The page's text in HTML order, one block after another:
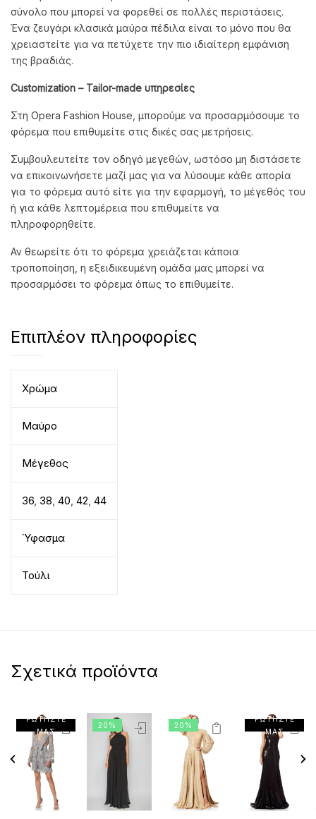
σύνολο που μπορεί να φορεθεί σε πολλές περιστάσεις.
Ένα ζευγάρι κλασικά μαύρα πέδιλα είναι τo μόνο που θα
χρειαστείτε για να πετύχετε την πιο ιδιαίτερη εμφάνιση
της βραδιάς.
Customization – Tailor-made υπηρεσίες
Στη Opera Fashion House, μπορούμε να προσαρμόσουμε το
φόρεμα που επιθυμείτε στις δικές σας μετρήσεις.
Συμβουλευτείτε τον οδηγό μεγεθών, ωστόσο μη διστάσετε
να επικοινωνήσετε μαζί μας για να λύσουμε κάθε απορία
για το φόρεμα αυτό είτε για την εφαρμογή, το μέγεθός του
ή για κάθε λεπτομέρεια που επιθυμείτε να
πληροφορηθείτε.
Αν θεωρείτε ότι το φόρεμα χρειάζεται κάποια
τροποποίηση, η εξειδικευμένη ομάδα μας μπορεί να
προσαρμόσει το φόρεμα όπως το επιθυμείτε.
Επιπλέον πληροφορίες
Χρώμα
Μαύρο
Μέγεθος
36 38 40 42 44
Ύφασμα
Τούλι
Σχετικά προϊόντα
ΡΩΤΗΣΤΕ
ΜΑΣ
20% 20%
ΡΩΤΗΣΤΕ
ΜΑΣ